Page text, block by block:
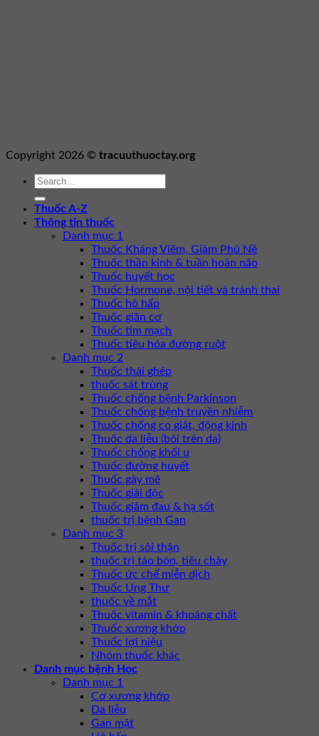
Copyright 2026 © tracuuthuoctay.org
Thuốc A-Z
Thông tin thuốc
Danh mục 1
Thuốc Kháng Viêm, Giảm Phù Nề
Thuốc thần kinh & tuần hoàn não
Thuốc huyết học
Thuốc Hormone, nội tiết và tránh thai
Thuốc hô hấp
Thuốc giãn cơ
Thuốc tim mạch
Thuốc tiêu hóa đường ruột
Danh mục 2
Thuốc thải ghép
thuốc sát trùng
Thuốc chống bệnh Parkinson
Thuốc chống bệnh truyền nhiễm
Thuốc chống co giật, động kinh
Thuốc da liễu (bôi trên da)
Thuốc chống khối u
Thuốc đường huyết
Thuốc gây mê
Thuốc giải độc
Thuốc giảm đau & hạ sốt
thuốc trị bệnh Gan
Danh mục 3
Thuốc trị sỏi thận
thuốc trị táo bón, tiêu chảy
Thuốc ức chế miễn dịch
Thuốc Ung Thư
thuốc về mắt
Thuốc vitamin & khoáng chất
Thuốc xương khớp
Thuốc lợi niệu
Nhóm thuốc khác
Danh mục bệnh Học
Danh mục 1
Cơ xương khớp
Da liễu
Gan mật